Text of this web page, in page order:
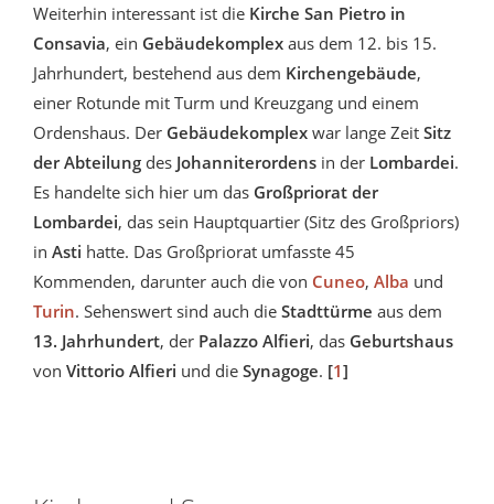
Weiterhin interessant ist die Kirche San Pietro in
Consavia, ein Gebäudekomplex aus dem 12. bis 15.
Jahrhundert, bestehend aus dem Kirchengebäude,
einer Rotunde mit Turm und Kreuzgang und einem
Ordenshaus. Der Gebäudekomplex war lange Zeit Sitz
der Abteilung des Johanniterordens in der Lombardei.
Es handelte sich hier um das Großpriorat der
Lombardei, das sein Hauptquartier (Sitz des Großpriors)
in Asti hatte. Das Großpriorat umfasste 45
Kommenden, darunter auch die von Cuneo, Alba und
Turin. Sehenswert sind auch die Stadttürme aus dem
13. Jahrhundert, der Palazzo Alfieri, das Geburtshaus
von Vittorio Alfieri und die Synagoge. [1]